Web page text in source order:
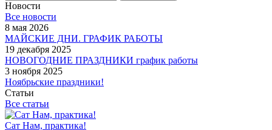
Новости
Все новости
8 мая 2026
МАЙСКИЕ ДНИ. ГРАФИК РАБОТЫ
19 декабря 2025
НОВОГОДНИЕ ПРАЗДНИКИ график работы
3 ноября 2025
Ноябрьские праздники!
Статьи
Все статьи
Сат Нам, практика!